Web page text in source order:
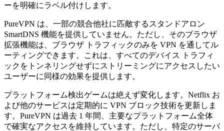
ーを明確にラベル付けします。
PureVPN は、一部の競合他社に匹敵するスタンドアロン
SmartDNS 機能を提供していません。ただし、そのブラウザ
拡張機能は、ブラウザ トラフィックのみを VPN を通してル
ーティングできます。これは、すべてのデバイス トラフィ
ックをトンネリングせずにストリーミングにアクセスしたい
ユーザーに同様の効果を提供します。
プラットフォーム検出ゲームは絶えず変化します。Netflix お
よび他のサービスは定期的に VPN ブロック技術を更新しま
す。PureVPN は過去 1 年間、主要なプラットフォーム全体
で確実なアクセスを維持しています。ただし、特定のサーバ